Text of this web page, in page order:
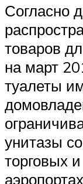
Согласно
товаров
на март
туалеты
унитазы
торговых